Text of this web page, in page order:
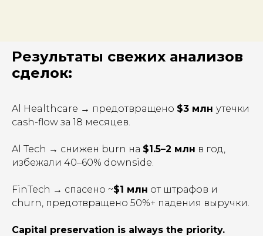
Результаты свежих анализов
сделок:
Al Healthcare → предотвращено $3 млн утечки
cash-flow за 18 месяцев.
Al Tech → снижен burn на $1.5–2 млн в год,
избежали 40–60% downside.
FinTech → спасено ~$1 млн от штрафов и
churn, предотвращено 50%+ падения выручки.
Capital preservation is always the priority.